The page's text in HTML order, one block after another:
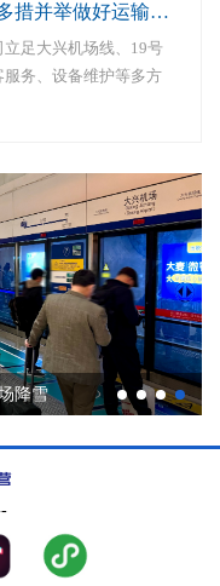
降雪
“京”彩暖旅途 京投轨道运营公司多措并举做好运输服务保障…
足大兴机场线、19号
务、设备维护等多方